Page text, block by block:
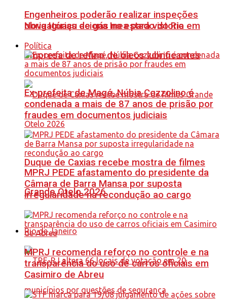
Nova Iguaçu aciona Inea para vistoria em
empresa de refino de óleos lubrificantes
Duque de Caxias recebe mostra de filmes
Grande Otelo 2026
Rio de Janeiro
Engenheiros poderão realizar inspeções
obrigatórias de gás no estado do Rio
Política
Ex-prefeita de Magé, Núbia Cozzolino é
condenada a mais de 87 anos de prisão por
fraudes em documentos judiciais
MPRJ PEDE afastamento do presidente da
Câmara de Barra Mansa por suposta
irregularidade na recondução ao cargo
MPRJ recomenda reforço no controle e na
transparência do uso de carros oficiais em
Casimiro de Abreu